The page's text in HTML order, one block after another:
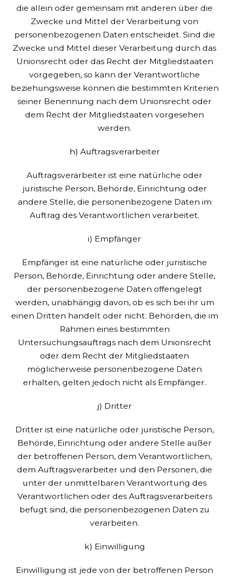
die allein oder gemeinsam mit anderen über die
Zwecke und Mittel der Verarbeitung von
personenbezogenen Daten entscheidet. Sind die
Zwecke und Mittel dieser Verarbeitung durch das
Unionsrecht oder das Recht der Mitgliedstaaten
vorgegeben, so kann der Verantwortliche
beziehungsweise können die bestimmten Kriterien
seiner Benennung nach dem Unionsrecht oder
dem Recht der Mitgliedstaaten vorgesehen
werden.
h) Auftragsverarbeiter
Auftragsverarbeiter ist eine natürliche oder
juristische Person, Behörde, Einrichtung oder
andere Stelle, die personenbezogene Daten im
Auftrag des Verantwortlichen verarbeitet.
i) Empfänger
Empfänger ist eine natürliche oder juristische
Person, Behörde, Einrichtung oder andere Stelle,
der personenbezogene Daten offengelegt
werden, unabhängig davon, ob es sich bei ihr um
einen Dritten handelt oder nicht. Behörden, die im
Rahmen eines bestimmten
Untersuchungsauftrags nach dem Unionsrecht
oder dem Recht der Mitgliedstaaten
möglicherweise personenbezogene Daten
erhalten, gelten jedoch nicht als Empfänger.
j) Dritter
Dritter ist eine natürliche oder juristische Person,
Behörde, Einrichtung oder andere Stelle außer
der betroffenen Person, dem Verantwortlichen,
dem Auftragsverarbeiter und den Personen, die
unter der unmittelbaren Verantwortung des
Verantwortlichen oder des Auftragsverarbeiters
befugt sind, die personenbezogenen Daten zu
verarbeiten.
k) Einwilligung
Einwilligung ist jede von der betroffenen Person